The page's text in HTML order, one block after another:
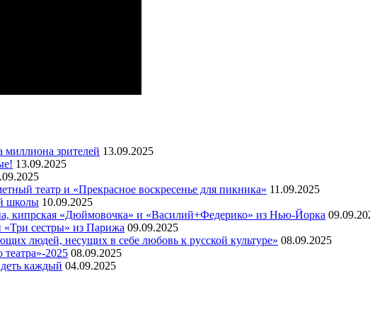
миллиона зрителей 13.09.2025
13.09.2025
театр и «Прекрасное воскресенье для пикника» 11.09.2025
школы 10.09.2025
кипрская «Дюймовочка» и «Василий+Федерико» из Нью-Йорка
«Три сестры» из Парижа 09.09.2025
людей, несущих в себе любовь к русской культуре» 08.09.2025
театра»-2025 08.09.2025
каждый 04.09.2025